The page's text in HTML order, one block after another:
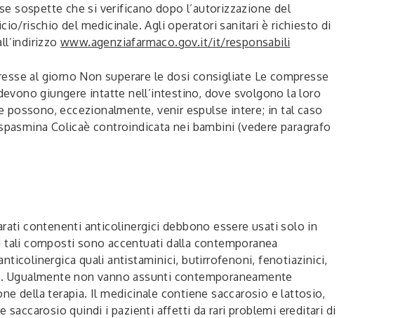
sospette che si verificano dopo l’autorizzazione del
rischio del medicinale. Agli operatori sanitari è richiesto di
www.agenziafarmaco.gov.it/it/responsabili
al giorno Non superare le dosi consigliate Le compresse
giungere intatte nell’intestino, dove svolgono la loro
eccezionalmente, venir espulse intere; in tal caso
Colicaè controindicata nei bambini (vedere paragrafo
contenenti anticolinergici debbono essere usati solo in
composti sono accentuati dalla contemporanea
quali antistaminici, butirrofenoni, fenotiazinici,
non vanno assunti contemporaneamente
della terapia. Il medicinale contiene saccarosio e lattosio,
quindi i pazienti affetti da rari problemi ereditari di